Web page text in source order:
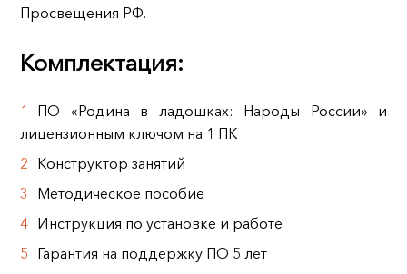
Просвещения РФ.
Комплектация:
ПО «Родина в ладошках: Народы России» и
лицензионным ключом на 1 ПК
Конструктор занятий
Методическое пособие
Инструкция по установке и работе
Гарантия на поддержку ПО 5 лет